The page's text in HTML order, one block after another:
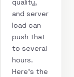
quality,
and server
load can
push that
to several
hours.
Here's the